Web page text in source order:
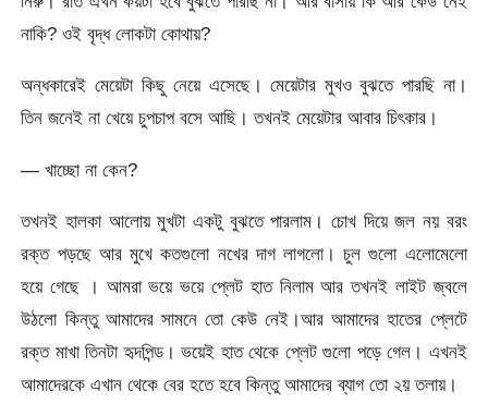
নাকি? ওই বৃদ্ধ লোকটা কোথায়?
অন্ধকারেই মেয়েটা কিছু নেয়ে এসেছে। মেয়েটার মুখও বুঝতে পারছি না।
তিন জনেই না খেয়ে চুপচাপ বসে আছি। তখনই মেয়েটার আবার চিৎকার।
— খাচ্ছো না কেন?
তখনই হালকা আলোয় মুখটা একটু বুঝতে পারলাম। চোখ দিয়ে জল নয় বরং
রক্ত পড়ছে আর মুখে কতগুলো নখের দাগ লাগলো। চুল গুলো এলোমেলো
হয়ে গেছে । আমরা ভয়ে ভয়ে প্লেট হাত নিলাম আর তখনই লাইট জ্বলে
উঠলো কিন্তু আমাদের সামনে তো কেউ নেই।আর আমাদের হাতের প্লেটে
রক্ত মাখা তিনটা হৃদপিন্ড। ভয়েই হাত থেকে প্লেট গুলো পড়ে গেল। এখনই
আমাদেরকে এখান থেকে বের হতে হবে কিন্তু আমাদের ব্যাগ তো ২য় তলায়।